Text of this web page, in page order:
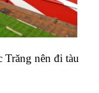
Trăng nên đi tàu